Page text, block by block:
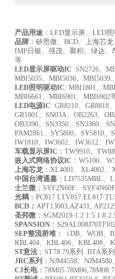
产品用途 ：LED显示屏、LED
品牌 ：矽恩微、BCD、上海芯
IMP日银、强茂、聚积、绿达、
等
LED显示屏驱动IC: SN2726、
MBI5035、MBI5036、MBI5039
LED照明驱动IC: MBI1801、
MBI6661、MBI6901、MBI6902
LED电源IC: GR8210、GR8818
GR1001、SN03A、OB2263、
OB3390、SN3350、SN3360、
PAM2861、SY5800、SY5810、
IW1810、IW3602、IW3612、
车载显示屏IC ：TW9910、
嵌入式网络协议IC ：W5100、
上海芯龙：XL4001、XL4002、
中国台湾通嘉 ：LD7535MBL、
士兰微 ：SVF2N60F、
光耦 ：PC817 LTV817 EL817
BCD ： APT13003,AZ431,
圣邦微 ：SGM2019-1.2 1.5 1.8
SPANSION ：
SEP整流桥堆 ：（DB、WOB、
KBL404、KBL406、KBL408、
ST意法 ：ST78 79系列 BTA系
JRC系列 ：NJM4558、
CJ长电：